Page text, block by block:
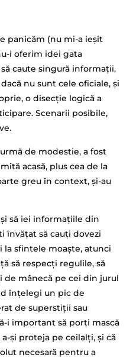
panicăm (nu mi-a ieșit
i oferim idei gata
caute singură informații,
nu sunt cele oficiale, și
o disecție logică a
Scenarii posibile,
de modestie, a fost
acasă, plus cea de la
greu în context, și-au
să iei informațiile din
învățat să cauți dovezi
sfintele moaște, atunci
să respecți regulile, să
de mânecă pe cei din jurul
înțelegi un pic de
de superstiții sau
i important să porți mască
și proteja pe ceilalți, și că
necesară pentru a